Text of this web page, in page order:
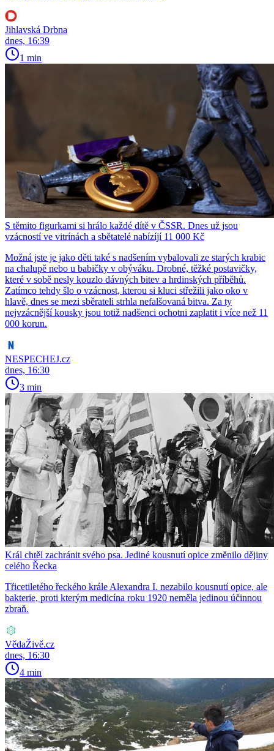
Jihlavská Drbna
dnes, 16:39
1 min
S těmito figurkami si hrálo každé dítě v ČSSR. Dnes už jsou
vzácností ve vitrínách a sbětatelé nabízíjí 11 000 Kč
Možná jste je jako děti také s nadšením vybalovali ze starých krabic
na chalupě nebo u babičky v obýváku. Drobné, těžké postavičky,
které v sobě nesly kouzlo dávných bitev a hrdinských příběhů.
Zatímco tehdy šlo o vzácnost, kterou si kluci střežili jako oko v
hlavě, dnes se mezi sběrateli strhla nefalšovaná bitva. Za ty
nejvzácnější kousky jsou totiž nadšenci ochotni zaplatit i více než 11
000 korun.
NESPECHEJ.cz
dnes, 16:30
3 min
Král chtěl zachránit svého psa. Jediné kousnutí opice změnilo dějiny
celého Řecka
Třicetiletého řeckého krále Alexandra I. nezabilo kousnutí opice, ale
bakterie, proti kterým medicína roku 1920 neměla jedinou účinnou
zbraň.
VědaŽivě.cz
dnes, 16:30
4 min